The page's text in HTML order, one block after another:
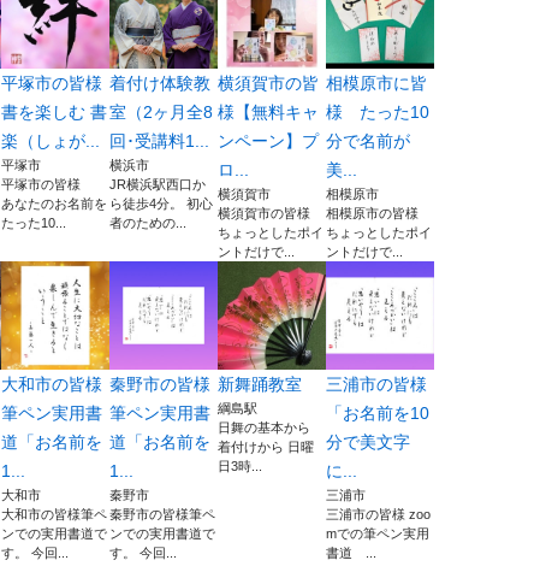
平塚市の皆様
書を楽しむ 書
楽（しょが...
平塚市
平塚市の皆様
あなたのお名前を
たった10...
着付け体験教
室（2ヶ月全8
回･受講料1...
横浜市
JR横浜駅西口か
ら徒歩4分。 初心
者のための...
横須賀市の皆
様【無料キャ
ンペーン】プ
ロ...
横須賀市
横須賀市の皆様
ちょっとしたポイ
ントだけで...
相模原市に皆
様 たった10
分で名前が
美...
相模原市
相模原市の皆様
ちょっとしたポイ
ントだけで...
大和市の皆様
筆ペン実用書
道「お名前を
1...
大和市
大和市の皆様筆ペ
ンでの実用書道で
す。 今回...
秦野市の皆様
筆ペン実用書
道「お名前を
1...
秦野市
秦野市の皆様筆ペ
ンでの実用書道で
す。 今回...
新舞踊教室
綱島駅
日舞の基本から
着付けから 日曜
日3時...
三浦市の皆様
「お名前を10
分で美文字
に...
三浦市
三浦市の皆様 zoo
mでの筆ペン実用
書道 ...